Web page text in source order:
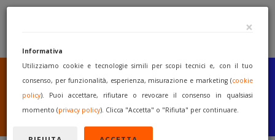
SEI UN COSTRUTTORE
O UN RIVENDITORE?
PUBBLICA GRATUITAMENTE
I TUOI MACCHINARI
INIZIA A VENDERE
×
Informativa
Utilizziamo cookie e tecnologie simili per scopi tecnici e, con il tuo
consenso, per funzionalità, esperienza, misurazione e marketing (cookie
policy). Puoi accettare, rifiutare o revocare il consenso in qualsiasi
momento (privacy policy). Clicca "Accetta" o "Rifiuta" per continuare.